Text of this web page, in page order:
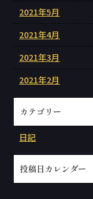
2021年5月
2021年4月
2021年3月
2021年2月
カテゴリー
日記
投稿日カレンダー